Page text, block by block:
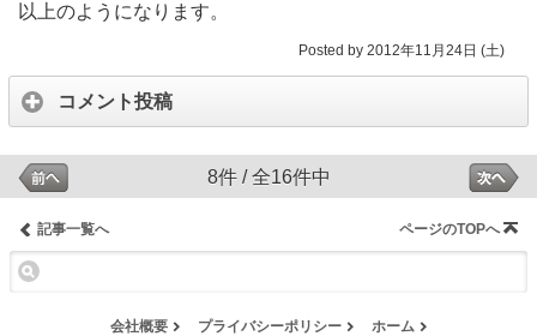
以上のようになります。
Posted by 2012年11月24日 (土)
コメント投稿
8件 / 全16件中
記事一覧へ ページのTOPへ
会社概要 プライバシーポリシー
ホーム